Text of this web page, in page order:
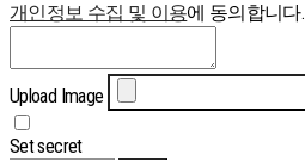
개인정보 수집 및 이용에 동의합니다.
Upload Image
Set secret